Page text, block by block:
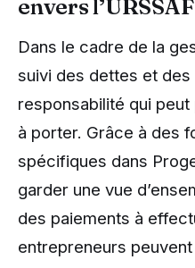
envers l’URSSAF
Dans le cadre de la
suivi des dettes et des
responsabilité qui
à porter. Grâce à des
spécifiques dans
garder une vue
des paiements à
entrepreneurs